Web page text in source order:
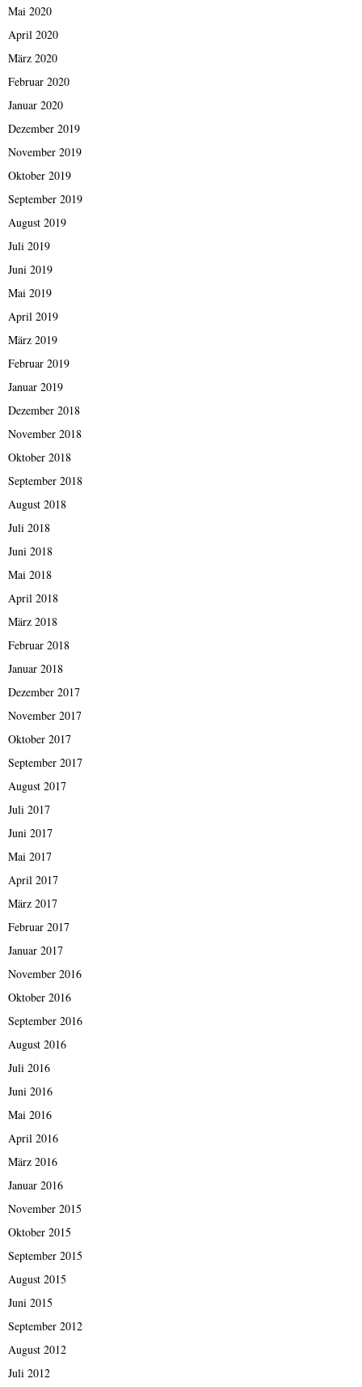
Mai 2020
April 2020
März 2020
Februar 2020
Januar 2020
Dezember 2019
November 2019
Oktober 2019
September 2019
August 2019
Juli 2019
Juni 2019
Mai 2019
April 2019
März 2019
Februar 2019
Januar 2019
Dezember 2018
November 2018
Oktober 2018
September 2018
August 2018
Juli 2018
Juni 2018
Mai 2018
April 2018
März 2018
Februar 2018
Januar 2018
Dezember 2017
November 2017
Oktober 2017
September 2017
August 2017
Juli 2017
Juni 2017
Mai 2017
April 2017
März 2017
Februar 2017
Januar 2017
November 2016
Oktober 2016
September 2016
August 2016
Juli 2016
Juni 2016
Mai 2016
April 2016
März 2016
Januar 2016
November 2015
Oktober 2015
September 2015
August 2015
Juni 2015
September 2012
August 2012
Juli 2012